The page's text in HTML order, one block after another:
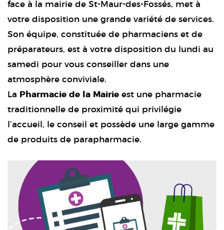
face à la mairie de St-Maur-des-Fossés, met à
votre disposition une grande variété de services.
Son équipe, constituée de pharmaciens et de
préparateurs, est à votre disposition du lundi au
samedi pour vous conseiller dans une
atmosphère conviviale.
La
Pharmacie de la Mairie est une pharmacie
traditionnelle de proximité qui privilégie
l’accueil, le conseil et possède une large gamme
de produits de parapharmacie.